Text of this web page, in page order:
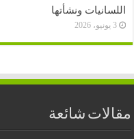
اللسانيات ونشأتها
3 يونيو، 2026
مقالات شائعة